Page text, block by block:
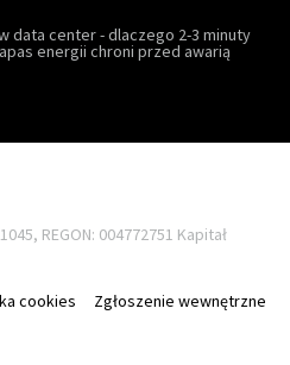
data center - dlaczego 2-3 minuty
energii chroni przed awarią
REGON: 004772751 Kapitał
cookies Zgłoszenie wewnętrzne